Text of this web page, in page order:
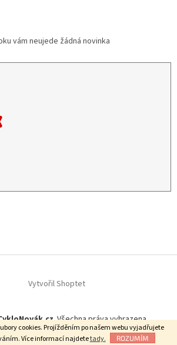
cookies. Projížděním po našem webu vyjadřujete
Více informací najdetetady. ROZUMÍM
vám neujede žádná novinka
Vytvořil Shoptet
. Všechna práva vyhrazena.
Našli jste lepší cenu?